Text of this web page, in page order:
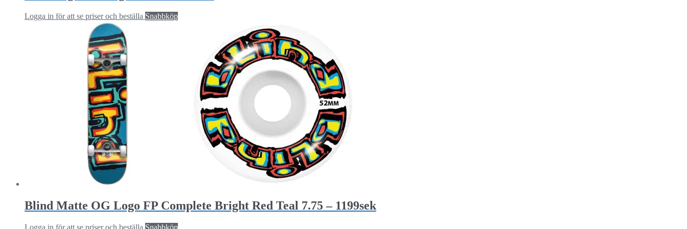
Logga in för att se priser och beställa Snabbköp
Blind Matte OG Logo FP Complete Bright Red Teal 7.75 – 1199sek
Logga in för att se priser och beställa Snabbköp